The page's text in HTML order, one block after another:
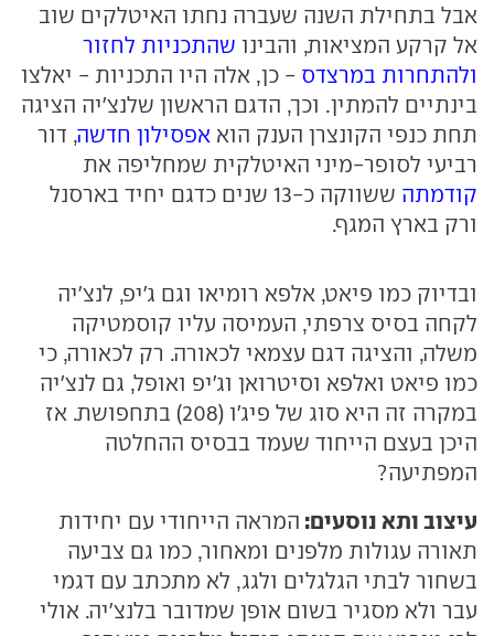
אבל בתחילת השנה שעברה נחתו האיטלקים שוב
אל קרקע המציאות, והבינו שהתכניות לחזור
ולהתחרות במרצדס - כן, אלה היו התכניות - יאלצו
בינתיים להמתין. וכך, הדגם הראשון שלנצ'יה הציגה
תחת כנפי הקונצרן הענק הוא אפסילון חדשה, דור
רביעי לסופר-מיני האיטלקית שמחליפה את
קודמתה
ששווקה כ-13 שנים כדגם יחיד בארסנל
ורק בארץ המגף.
ובדיוק כמו פיאט, אלפא רומיאו וגם ג'יפ, לנצ'יה
לקחה בסיס צרפתי, העמיסה עליו קוסמטיקה
משלה, והציגה דגם עצמאי לכאורה. רק לכאורה, כי
כמו פיאט ואלפא וסיטרואן וג'יפ ואופל, גם לנצ'יה
במקרה זה היא סוג של פיג'ו (208) בתחפושת. אז
היכן בעצם הייחוד שעמד בבסיס ההחלטה
המפתיעה?
עיצוב ותא נוסעים: המראה הייחודי עם יחידות
תאורה עגולות מלפנים ומאחור, כמו גם צביעה
בשחור לבתי הגלגלים ולגג, לא מתכתב עם דגמי
עבר ולא מסגיר בשום אופן שמדובר בלנצ'יה. אולי